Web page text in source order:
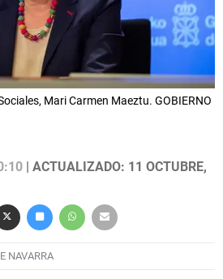
Mari Carmen Maeztu. GOBIERNO
| ACTUALIZADO: 11 OCTUBRE,
NAVARRA